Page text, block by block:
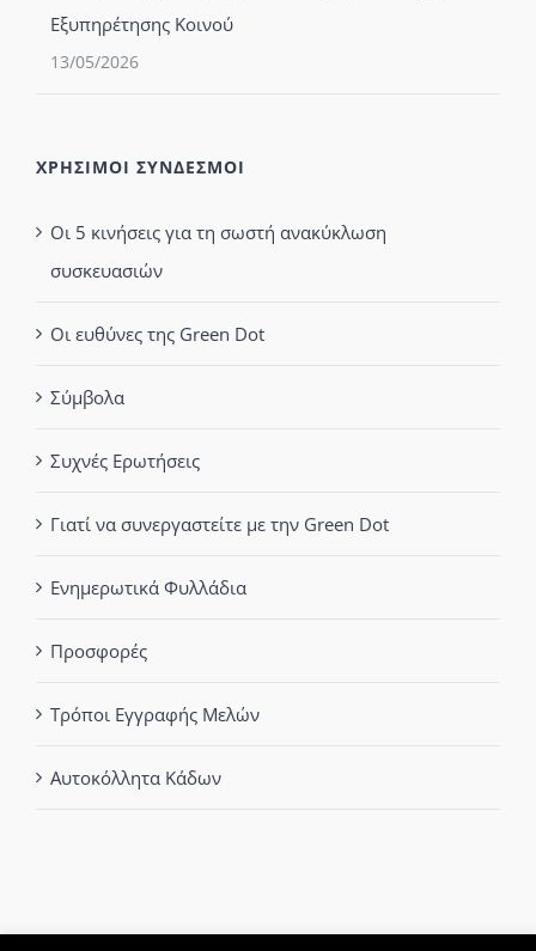
Εξυπηρέτησης Κοινού
13/05/2026
ΧΡΗΣΙΜΟΙ ΣΥΝΔΕΣΜΟΙ
Οι 5 κινήσεις για τη σωστή ανακύκλωση
συσκευασιών
Οι ευθύνες της Green Dot
Σύμβολα
Συχνές Ερωτήσεις
Γιατί να συνεργαστείτε με την Green Dot
Ενημερωτικά Φυλλάδια
Προσφορές
Τρόποι Εγγραφής Μελών
Αυτοκόλλητα Κάδων